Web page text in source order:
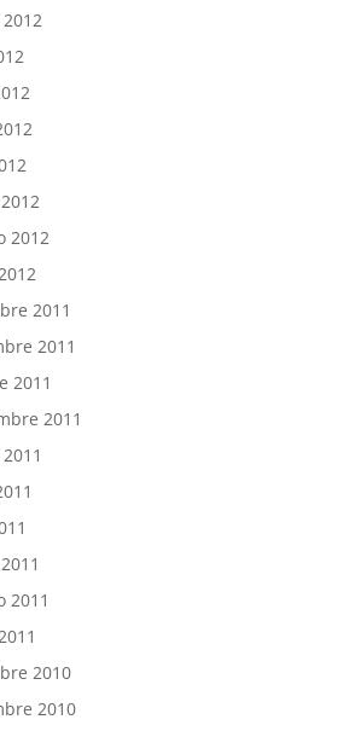
2012
2011
2011
2011
2011
2011
2010
2010